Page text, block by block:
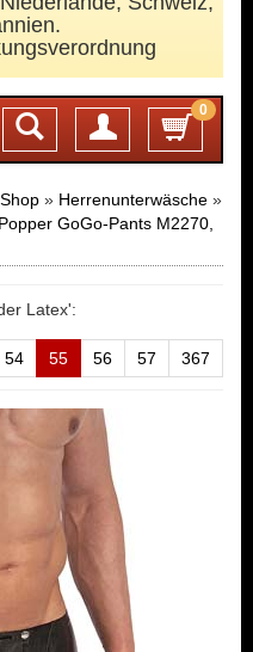
0
Login
» Herrenunterwäsche »
GoGo-Pants M2270,
Latex':
54 55 56 57 367